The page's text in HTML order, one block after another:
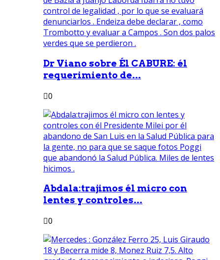
Dr Viano sobre Él CABURE: él
requerimiento de...
0
Abdala:trajimos él micro con
lentes y controles...
0